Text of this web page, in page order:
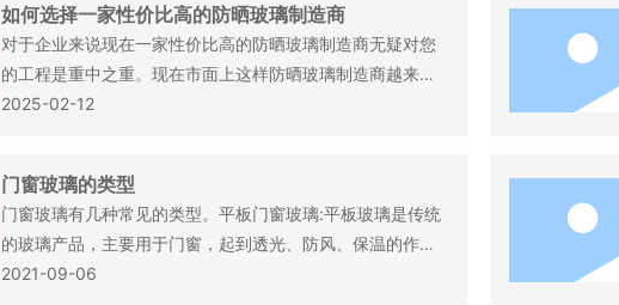
如何选择一家性价比高的防晒玻璃制造商
对于企业来说现在一家性价比高的防晒玻璃制造商无疑对您
的工程是重中之重。现在市面上这样防晒玻璃制造商越来越
多了，但是有些人总是想节省一些原材料成本。毕竟现在的
的。因此，如何选择一家性价比高的防晒玻璃制造商是很重
要的事情。关于这个问题下面就为介绍一下吧。
2025-02-12
门窗玻璃的类型
​门窗玻璃有几种常见的类型。平板门窗玻璃:平板玻璃是传统
的玻璃产品，主要用于门窗，起到透光、防风、保温的作
用。应无色，透明度好，表面光滑平整，无缺陷。平板门窗
2021-09-06